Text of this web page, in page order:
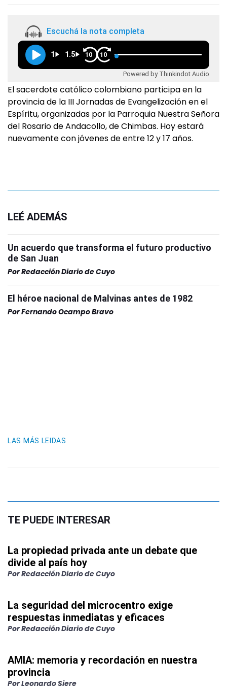
Escuchá la nota completa
1 1.5 10 10
Powered by Thinkindot Audio
El sacerdote católico colombiano participa en la
provincia de la III Jornadas de Evangelización en el
Espíritu, organizadas por la Parroquia Nuestra Señora
del Rosario de Andacollo, de Chimbas. Hoy estará
nuevamente con jóvenes de entre 12 y 17 años.
LEÉ ADEMÁS
Un acuerdo que transforma el futuro productivo
de San Juan
PorRedacción Diario de Cuyo
El héroe nacional de Malvinas antes de 1982
PorFernando Ocampo Bravo
LAS MÁS LEIDAS
TE PUEDE INTERESAR
La propiedad privada ante un debate que
divide al país hoy
PorRedacción Diario de Cuyo
La seguridad del microcentro exige
respuestas inmediatas y eficaces
PorRedacción Diario de Cuyo
AMIA: memoria y recordación en nuestra
provincia
PorLeonardo Siere